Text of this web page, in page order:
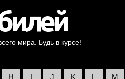
мира. Будь в курсе!
H I J K L M